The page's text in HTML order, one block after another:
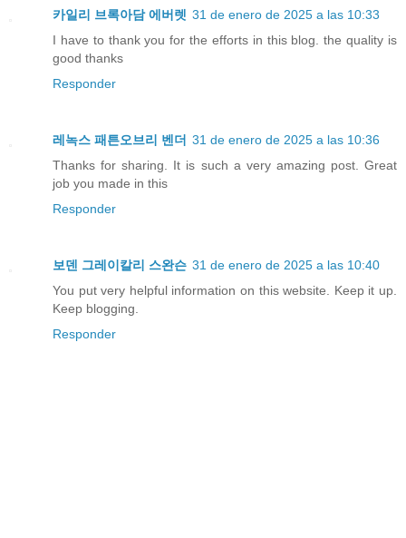
카일리 브록아담 에버렛 31 de enero de 2025 a las 10:33
I have to thank you for the efforts in this blog. the quality is
good thanks
Responder
레녹스 패튼오브리 벤더 31 de enero de 2025 a las 10:36
Thanks for sharing. It is such a very amazing post. Great
job you made in this
Responder
보덴 그레이칼리 스완슨 31 de enero de 2025 a las 10:40
You put very helpful information on this website. Keep it up.
Keep blogging.
Responder